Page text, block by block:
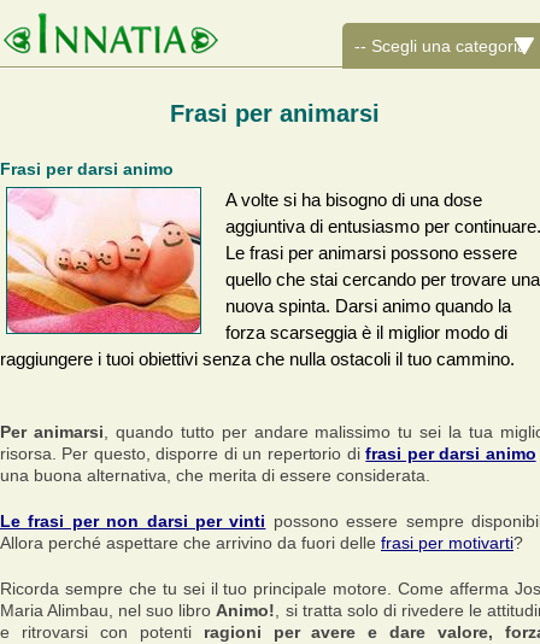
Frasi per animarsi
Frasi per darsi animo
A volte si ha bisogno di una dose
aggiuntiva di entusiasmo per continuare.
Le frasi per animarsi possono essere
quello che stai cercando per trovare una
nuova spinta. Darsi animo quando la
forza scarseggia è il miglior modo di
raggiungere i tuoi obiettivi senza che nulla ostacoli il tuo cammino.
Per animarsi , quando tutto per andare malissimo tu sei la tua
risorsa. Per questo, disporre di un repertorio difrasi per darsi animo
una buona alternativa, che merita di essere considerata.
Le frasi per non darsi per vinti possono essere sempre
Allora perché aspettare che arrivino da fuori delle frasi per motivarti?
Ricorda sempre che tu sei il tuo principale motore. Come afferma
Maria Alimbau, nel suo libroAnimo! , si tratta solo di rivedere le
e ritrovarsi con potenti ragioni per avere e dare valore,